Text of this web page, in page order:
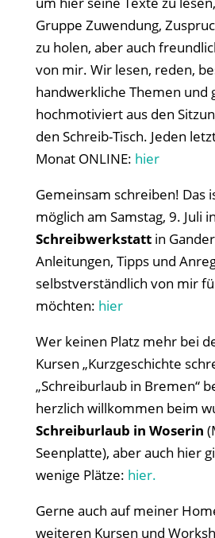
Gruppe Zuwendung,
zu holen, aber auch
von mir. Wir lesen, reden,
handwerkliche Themen und
hochmotiviert aus den
den Schreib-Tisch. Jeden
Monat ONLINE: hier
Gemeinsam schreiben! Das
möglich am Samstag, 9. Juli
Schreibwerkstattin
Anleitungen, Tipps und
selbstverständlich von mir
möchten: hier
Wer keinen Platz mehr bei
Kursen „Kurzgeschichte
„Schreiburlaub in Bremen“
herzlich willkommen beim
Schreiburlaub in Woserin
Seenplatte), aber auch hier
wenige Plätze: hier.
Gerne auch auf meiner
weiteren Kursen und